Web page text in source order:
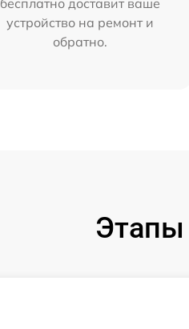
бесплатно доставит ваше
устройство на ремонт и
обратно.
Этапы